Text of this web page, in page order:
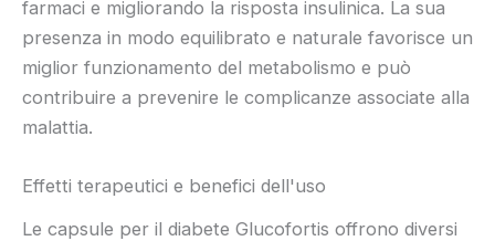
farmaci e migliorando la risposta insulinica. La sua
presenza in modo equilibrato e naturale favorisce un
miglior funzionamento del metabolismo e può
contribuire a prevenire le complicanze associate alla
malattia.
Effetti terapeutici e benefici dell'uso
Le capsule per il diabete Glucofortis offrono diversi